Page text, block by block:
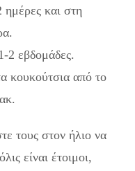
και στη
2 εβδομάδες.
κουκούτσια από το
τους στον ήλιο να
είναι έτοιμοι,